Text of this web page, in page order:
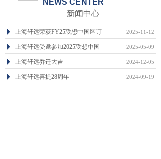
NEWS CENTER
新闻中心
上海轩远荣获FY25联想中国区订 2025-11-12
上海轩远受邀参加2025联想中国 2025-05-09
上海轩远乔迁大吉 2024-12-05
上海轩远喜提28周年 2024-09-19